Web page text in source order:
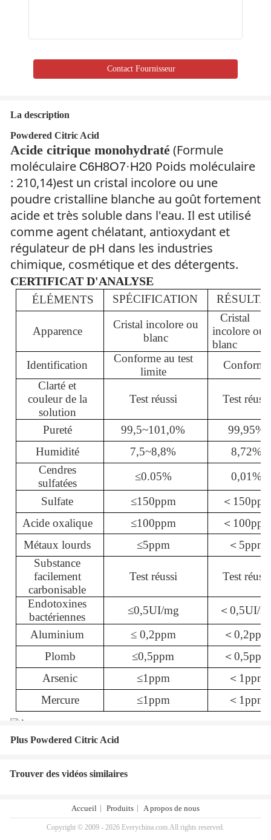
Contact Fournisseur
La description
Powdered Citric Acid
Acide citrique monohydraté (Formule
moléculaire C6H8O7·H20 Poids moléculaire
: 210,14)est un cristal incolore ou une
poudre cristalline blanche au goût fortement
acide et très soluble dans l'eau. Il est utilisé
comme agent chélatant, antioxydant et
régulateur de pH dans les industries
chimique, cosmétique et des détergents.
CERTIFICAT D'ANALYSE
ÉLÉMENTS SPÉCIFICATION
Apparence
Cristal incolore ou
blanc
Cristal
incolore ou
blanc
Identification
Conforme au test
limite
Conforme
Clarté et
couleur de la
solution
Test réussi Test réussi
Pureté 99,5~101,0% 99,95%
Humidité
7,5~8,8% 8,72%
Cendres
sulfatées
≤0.05%
0,01%
Sulfate
≤150ppm ＜
Acide oxalique
≤100ppm ＜
Métaux lourds
≤5ppm ＜ 5ppm
Substance
facilement
carbonisable
Test réussi Test réussi
Endotoxines
bactériennes
≤0,5UI/mg ＜ 0,5UI/
Aluminium
≤ 0,2ppm ＜0,2ppm
Plomb
≤0,5ppm ＜0,5ppm
Arsenic
≤1ppm ＜ 1ppm
Mercure
≤1ppm ＜ 1ppm
C6H8O7⋅H2Ocap
8 cap O sub 7
Plus Powdered Citric Acid
Trouver des vidéos similaires
Accueil Produits A propos de nous
Copyright © 2009 - 2026 Everychina.com.All rights reserved.